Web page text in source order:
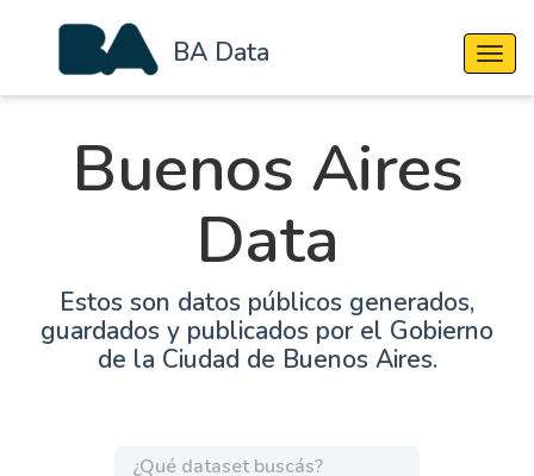
BA Data
Buenos Aires
Data
Estos son datos públicos generados,
guardados y publicados por el Gobierno
de la Ciudad de Buenos Aires.